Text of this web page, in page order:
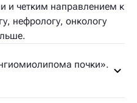
и четким направлением к
нефрологу, онкологу
почки».